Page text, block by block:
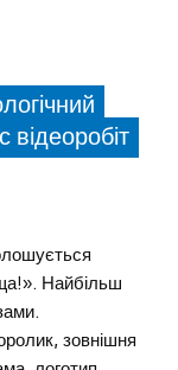
відеоробіт
Найбільш
зовнішня